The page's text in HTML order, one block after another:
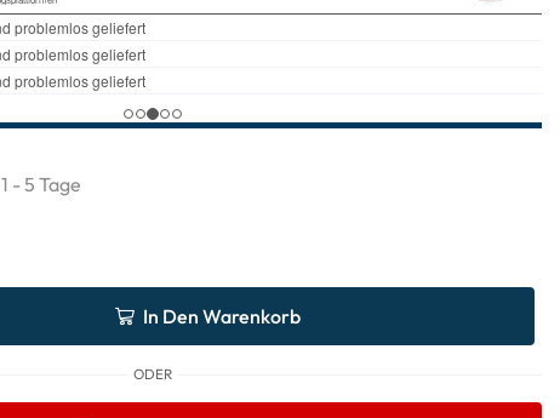
1 - 5 Tage
In Den Warenkorb
ODER